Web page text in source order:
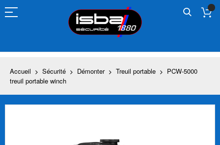
au
contenu
Accueil Sécurité Démonter Treuil portable
PCW-5000
treuil portable winch